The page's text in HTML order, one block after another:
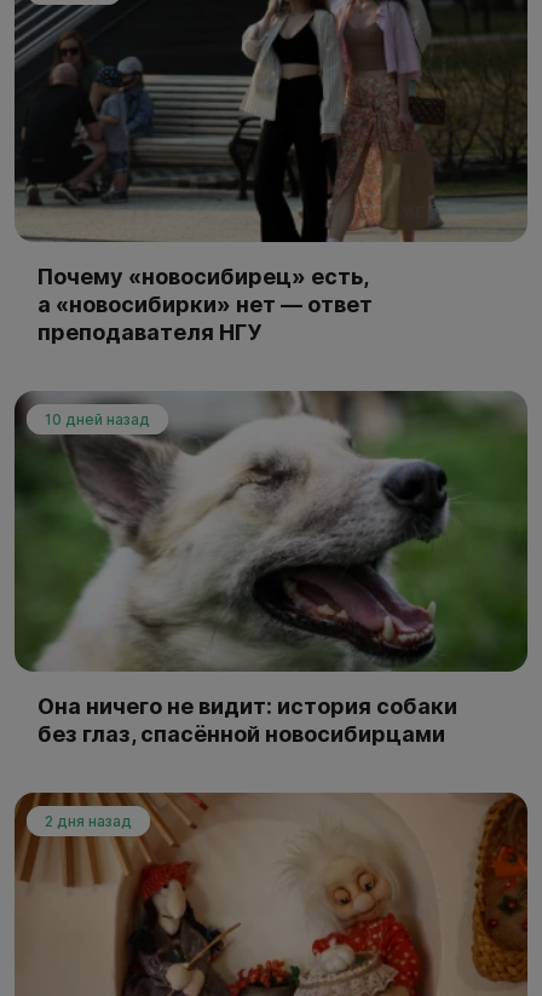
Почему «новосибирец» есть,
а «новосибирки» нет — ответ
преподавателя НГУ
10 дней назад
Она ничего не видит: история собаки
без глаз, спасённой новосибирцами
2 дня назад